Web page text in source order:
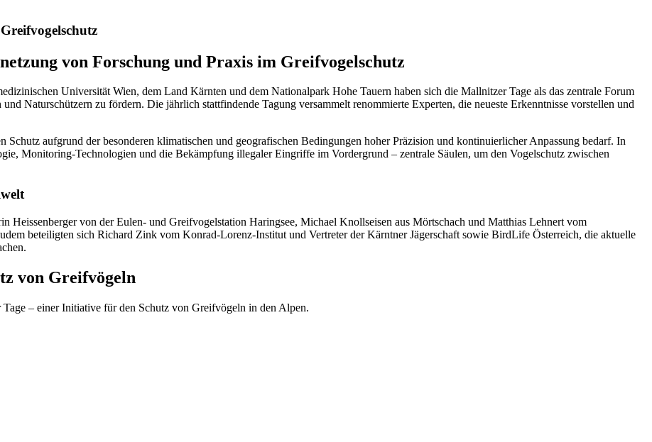
von Forschung und Praxis im Greifvogelschutz
Universität Wien, dem Land Kärnten und dem Nationalpark Hohe Tauern haben sich die Mallnitzer Tage als das zentrale Forum
Naturschützern zu fördern. Die jährlich stattfindende Tagung versammelt renommierte Experten, die neueste Erkenntnisse vorstellen und
aufgrund der besonderen klimatischen und geografischen Bedingungen hoher Präzision und kontinuierlicher Anpassung bedarf. In
Monitoring-Technologien und die Bekämpfung illegaler Eingriffe im Vordergrund – zentrale Säulen, um den Vogelschutz zwischen
Heissenberger von der Eulen- und Greifvogelstation Haringsee, Michael Knollseisen aus Mörtschach und Matthias Lehnert vom
beteiligten sich Richard Zink vom Konrad-Lorenz-Institut und Vertreter der Kärntner Jägerschaft sowie BirdLife Österreich, die aktuelle
von Greifvögeln
– einer Initiative für den Schutz von Greifvögeln in den Alpen.